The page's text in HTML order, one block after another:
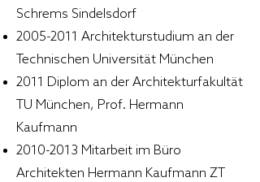
Schrems Sindelsdorf
2005-2011 Architekturstudium an der
Technischen Universität München
2011 Diplom an der Architekturfakultät
TU München, Prof. Hermann
Kaufmann
2010-2013 Mitarbeit im Büro
Architekten Hermann Kaufmann ZT